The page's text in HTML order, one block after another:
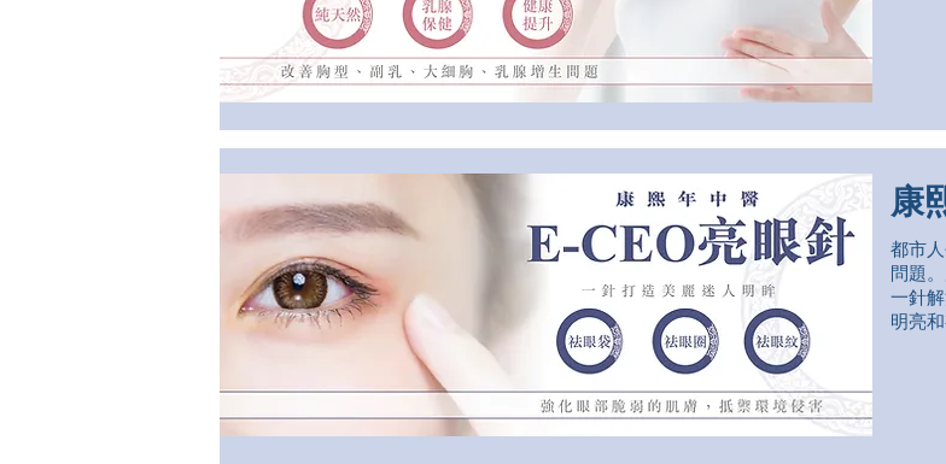
康
都市
問題
一針
明亮和